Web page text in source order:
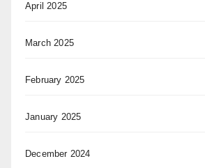
April 2025
March 2025
February 2025
January 2025
December 2024